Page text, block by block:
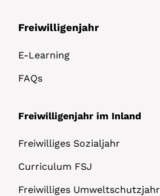
Freiwilligenjahr
E-Learning
FAQs
Freiwilligenjahr im Inland
Freiwilliges Sozialjahr
Curriculum FSJ
Freiwilliges Umweltschutzjahr